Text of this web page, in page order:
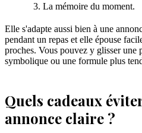
La mémoire du moment.
Elle s'adapte aussi bien à une
pendant un repas et elle épouse
proches. Vous pouvez y glisser une
symbolique ou une formule plus
Quels cadeaux
annonce claire ?